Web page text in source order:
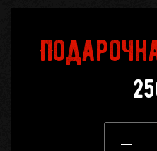
Телефоны